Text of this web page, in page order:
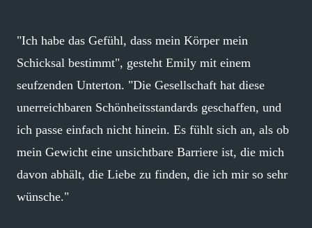
"Ich habe das Gefühl, dass mein Körper mein
Schicksal bestimmt", gesteht Emily mit einem
seufzenden Unterton. "Die Gesellschaft hat diese
unerreichbaren Schönheitsstandards geschaffen, und
ich passe einfach nicht hinein. Es fühlt sich an, als ob
mein Gewicht eine unsichtbare Barriere ist, die mich
davon abhält, die Liebe zu finden, die ich mir so sehr
wünsche."